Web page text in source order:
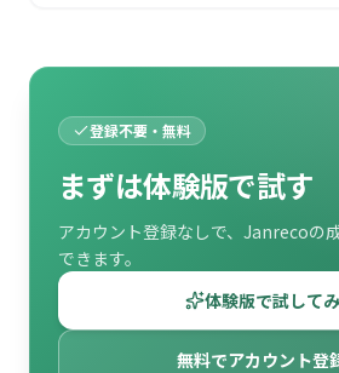
登録不要・無料
まずは体験版で試す
アカウント登録なしで、Janrecoの
できます。
体験版で試して
無料でアカウント登